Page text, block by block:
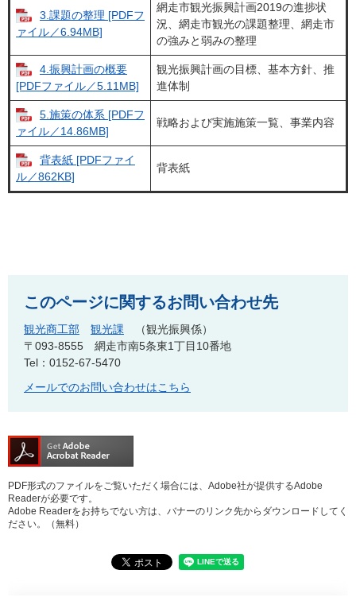
3.課題の整理 [PDFフ
ァイル／6.94MB]
網走市観光振興計画2019の進捗状
況、網走市観光の課題整理、網走市
の強みと弱みの整理
4.振興計画の概要
[PDFファイル／5.11MB]
観光振興計画の目標、基本方針、推
進体制
5.施策の体系 [PDFフ
ァイル／14.86MB]
戦略および実施施策一覧、事業内容
背表紙 [PDFファイ
ル／862KB]
背表紙
このページに関するお問い合わせ先
観光商工部 観光課
観光振興係
〒093-8555
網走市南5条東1丁目10番地
Tel：0152-67-5470
メールでのお問い合わせはこちら
PDF形式のファイルをご覧いただく場合には、Adobe社が提供するAdobe
Readerが必要です。
Adobe Readerをお持ちでない方は、バナーのリンク先からダウンロードしてく
ださい。（無料）